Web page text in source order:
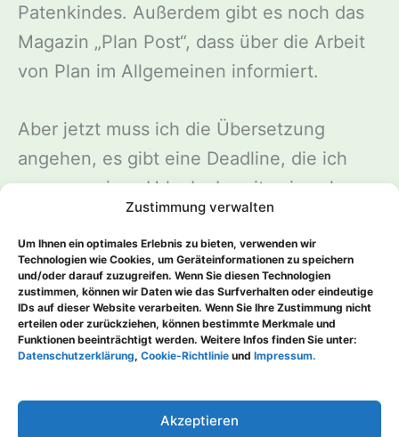
Zustimmung verwalten
Um Ihnen ein optimales Erlebnis zu bieten, verwenden wir
Technologien wie Cookies, um Geräteinformationen zu speichern
und/oder darauf zuzugreifen. Wenn Sie diesen Technologien
zustimmen, können wir Daten wie das Surfverhalten oder eindeutige
IDs auf dieser Website verarbeiten. Wenn Sie Ihre Zustimmung nicht
erteilen oder zurückziehen, können bestimmte Merkmale und
Funktionen beeinträchtigt werden. Weitere Infos finden Sie unter:
Datenschutzerklärung, Cookie-Richtlinie und Impressum.
Akzeptieren
Patenkindes. Außerdem gibt es noch das
Magazin „Plan Post“, dass über die Arbeit
von Plan im Allgemeinen informiert.
Aber jetzt muss ich die Übersetzung
angehen, es gibt eine Deadline, die ich
wegen meines Urlaubs bereits einmal
hinauszögern musste, das möchte ich jetzt
nicht noch einmal aufschieben …
ZURÜCK WEITER
Copyright © 2026 Claudia Haase - Hobbyautorin | Präsentiert